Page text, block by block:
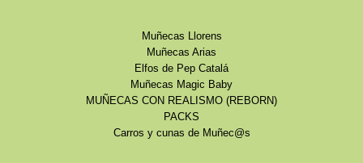
Muñecas Llorens
Muñecas Arias
Elfos de Pep Catalá
Muñecas Magic Baby
MUÑECAS CON REALISMO (REBORN)
PACKS
Carros y cunas de Muñec@s